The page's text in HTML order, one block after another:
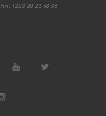
Fax: +223 20 21 68 36